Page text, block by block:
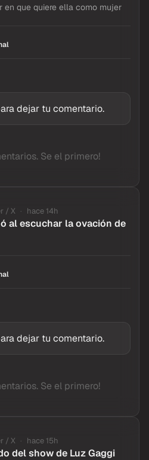
en que quiere ella como mujer
dejar tu comentario.
Se el primero!
/ X hace 14h
al escuchar la ovación de
dejar tu comentario.
Se el primero!
/ X hace 15h
del show de Luz Gaggi